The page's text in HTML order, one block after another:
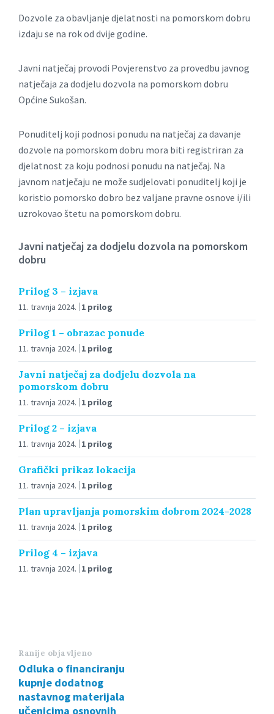
Dozvole za obavljanje djelatnosti na pomorskom dobru
izdaju se na rok od dvije godine.
Javni natječaj provodi Povjerenstvo za provedbu javnog
natječaja za dodjelu dozvola na pomorskom dobru
Općine Sukošan.
Ponuditelj koji podnosi ponudu na natječaj za davanje
dozvole na pomorskom dobru mora biti registriran za
djelatnost za koju podnosi ponudu na natječaj. Na
javnom natječaju ne može sudjelovati ponuditelj koji je
koristio pomorsko dobro bez valjane pravne osnove i/ili
uzrokovao štetu na pomorskom dobru.
Javni natječaj za dodjelu dozvola na pomorskom
dobru
Prilog 3 – izjava
11. travnja 2024. 1 prilog
Prilog 1 – obrazac ponude
11. travnja 2024. 1 prilog
Javni natječaj za dodjelu dozvola na
pomorskom dobru
11. travnja 2024. 1 prilog
Prilog 2 – izjava
11. travnja 2024. 1 prilog
Grafički prikaz lokacija
11. travnja 2024. 1 prilog
Plan upravljanja pomorskim dobrom 2024-2028
11. travnja 2024. 1 prilog
Prilog 4 – izjava
11. travnja 2024. 1 prilog
Ranije objavljeno
Odluka o financiranju
kupnje dodatnog
nastavnog materijala
učenicima osnovnih